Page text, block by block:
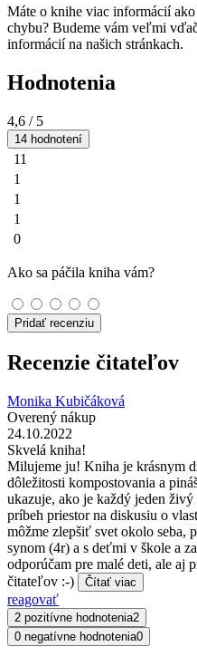
Máte o knihe viac informácií ako
chybu? Budeme vám veľmi
informácií na našich stránkach.
Hodnotenia
4,6 / 5
14 hodnotení
11
1
1
1
0
Ako sa páčila kniha vám?
Pridať recenziu
Recenzie čitateľov
Monika Kubičáková
Overený nákup
24.10.2022
Skvelá kniha!
Milujeme ju! Kniha je krásnym
dôležitosti kompostovania a
ukazuje, ako je každý jeden
príbeh priestor na diskusiu o
môžme zlepšiť svet okolo seba,
synom (4r) a s deťmi v škole a
odporúčam pre malé deti, ale aj
čitateľov :-)
Čítať viac
reagovať
2 pozitívne hodnotenia2
0 negatívne hodnotenia0